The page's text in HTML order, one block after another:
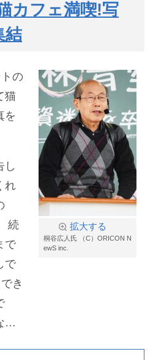
カフェ満喫!写
結
拡大する
桐谷広人氏 （C）ORICON N
ewS inc.
の
猫
を
し
れ
続
で
で
き
で